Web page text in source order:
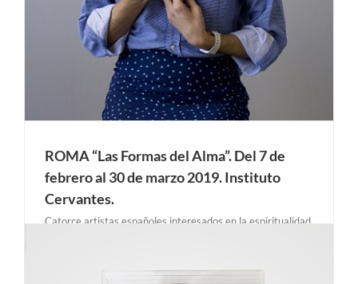
ROMA “Las Formas del Alma”. Del 7 de
febrero al 30 de marzo 2019. Instituto
Cervantes.
Catorce artistas españoles interesados en la espiritualidad